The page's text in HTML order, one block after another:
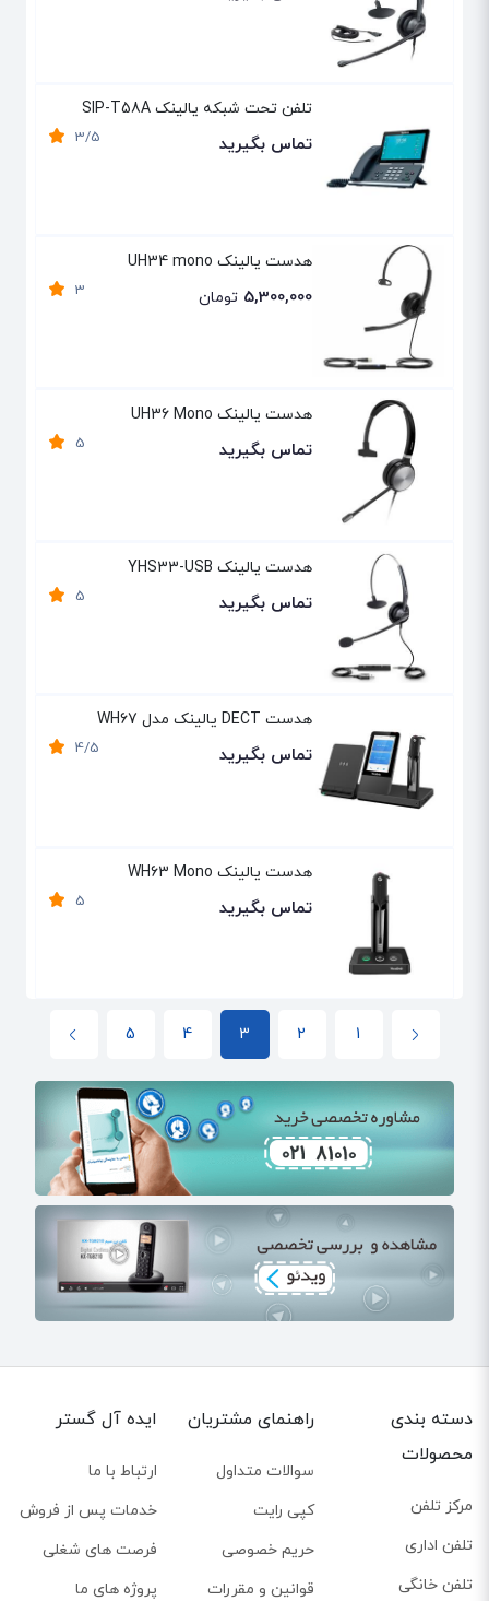
تلفن تحت شبکه یالینک SIP-T58A
3/5 تماس بگیرید
هدست یالینک UH34 mono
3 5,300,000 تومان
هدست یالینک UH36 Mono
5 تماس بگیرید
هدست یالینک YHS33-USB
5 تماس بگیرید
هدست DECT یالینک مدل WH67
4/5 تماس بگیرید
هدست یالینک WH63 Mono
5 تماس بگیرید
1
2
3
4
5
دسته بندی
محصولات
مرکز تلفن
تلفن اداری
تلفن خانگی
راهنمای مشتریان
سوالات متداول
کپی رایت
حریم خصوصی
قوانین و مقررات
ایده آل گستر
ارتباط با ما
خدمات پس از فروش
فرصت های شغلی
پروژه های ما